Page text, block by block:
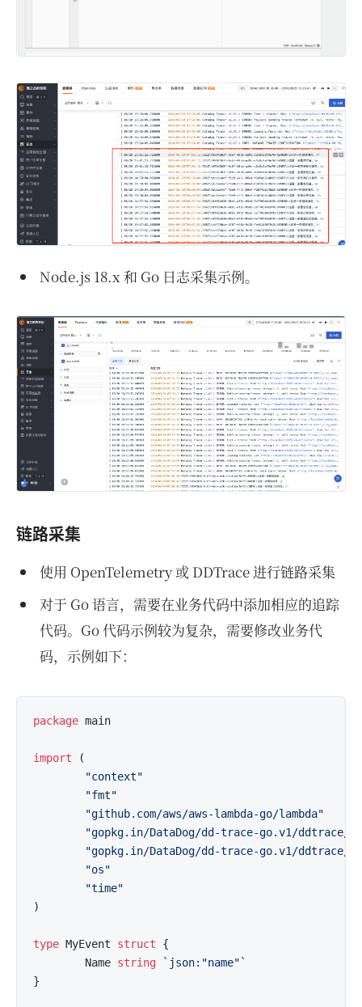
Node.js 18.x 和 Go 日志采集示例。
链路采集
使用 OpenTelemetry 或 DDTrace 进行链路采集
对于 Go 语言，需要在业务代码中添加相应的追踪
代码。Go 代码示例较为复杂，需要修改业务代
码，示例如下：
package main
import (
"context"
"fmt"
"github.com/aws/aws-lambda-go/lambda"
"gopkg.in/DataDog/dd-trace-go.v1/ddtrace/
"gopkg.in/DataDog/dd-trace-go.v1/ddtrace/
"os"
"time"
)
type MyEvent struct {
        Name
string
`json:"name"`
}